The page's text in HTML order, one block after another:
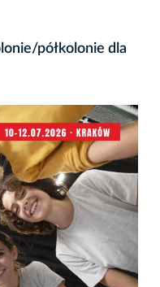
półkolonie dla